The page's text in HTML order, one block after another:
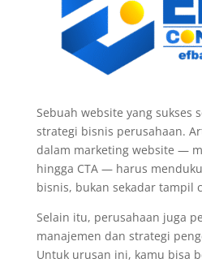
Sebuah website yang sukses
strategi bisnis perusahaan.
dalam marketing website —
hingga CTA — harus
bisnis, bukan sekadar tampil
Selain itu, perusahaan juga
manajemen dan strategi
Untuk urusan ini, kamu bisa